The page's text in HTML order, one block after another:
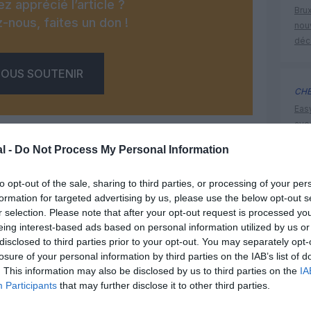
- Do Not Process My Personal Information
opt-out of the sale, sharing to third parties, or processing of your
for targeted advertising by us, please use the below opt-out
selection. Please note that after your opt-out request is processed
interest-based ads based on personal information utilized by us
to third parties prior to your opt-out. You may separately
of your personal information by third parties on the IAB’s list of
This information may also be disclosed by us to third parties on the
Participants that may further disclose it to other third parties.
apprécié l’article ?
nous, faites un don !
SOUTENIR
FacebookTwitterPinterestLinkedInEmail Print
commentaire !
histoire